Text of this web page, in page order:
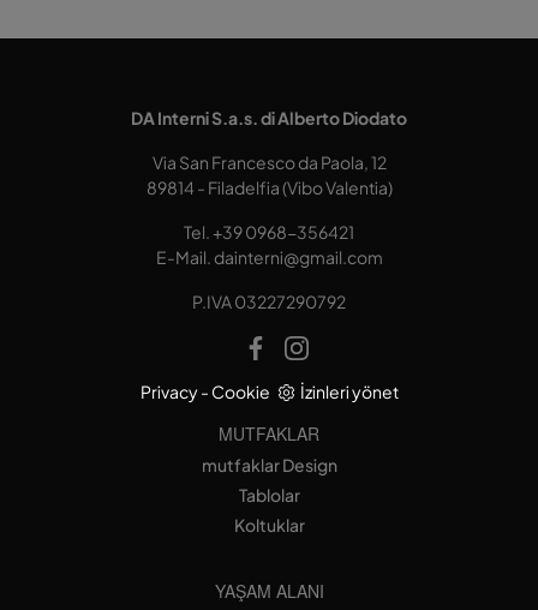
DA Interni S.a.s. di Alberto Diodato
Via San Francesco da Paola, 12
89814 - Filadelfia (Vibo Valentia)
Tel.+39 0968-356421
E-Mail. dainterni@gmail.com
P.IVA 03227290792
Privacy- Cookie İzinleri yönet
MUTFAKLAR
mutfaklar Design
Tablolar
Koltuklar
YAŞAM ALANI